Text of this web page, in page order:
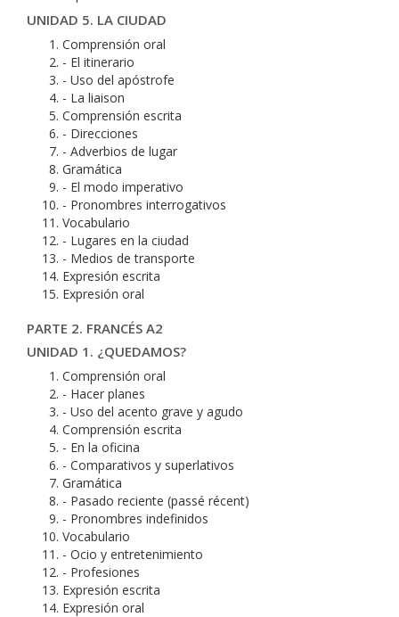
UNIDAD 5. LA CIUDAD
Comprensión oral
- El itinerario
- Uso del apóstrofe
- La liaison
Comprensión escrita
- Direcciones
- Adverbios de lugar
Gramática
- El modo imperativo
- Pronombres interrogativos
Vocabulario
- Lugares en la ciudad
- Medios de transporte
Expresión escrita
Expresión oral
PARTE 2. FRANCÉS A2
UNIDAD 1. ¿QUEDAMOS?
Comprensión oral
- Hacer planes
- Uso del acento grave y agudo
Comprensión escrita
- En la oficina
- Comparativos y superlativos
Gramática
- Pasado reciente (passé récent)
- Pronombres indefinidos
Vocabulario
- Ocio y entretenimiento
- Profesiones
Expresión escrita
Expresión oral